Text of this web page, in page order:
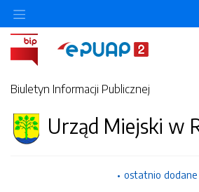
Biuletyn Informacji Publicznej
Urząd Miejski w
ostatnio dodane